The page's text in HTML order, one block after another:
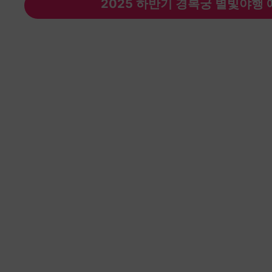
2025 하반기 경복궁 별빛야행